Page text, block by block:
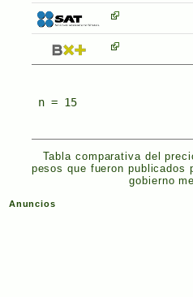
Tabla comparativa del
pesos que fueron publicados
gobierno
n = 15
Anuncios